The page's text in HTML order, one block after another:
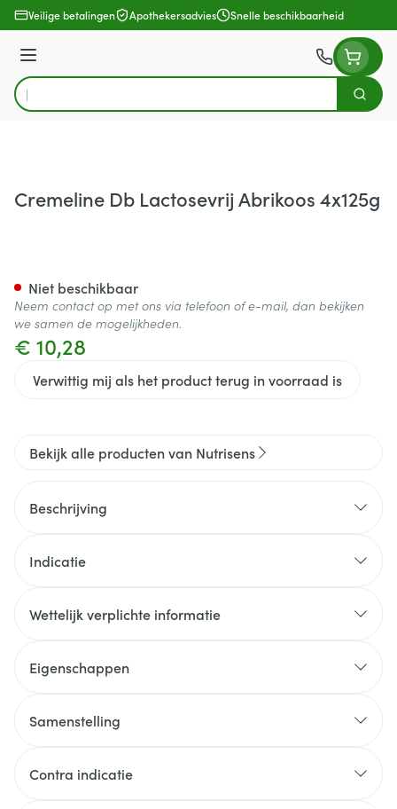
Ga naar de inhoud
Veilige betalingen Apothekersadvies Snelle beschikbaarheid
Menu
Product, merk, categorie...
Zoek
Cremeline Db Lactosevrij Abrikoos 4x125g
€ 10,28
Verwittig mij als het product terug in voorraad is
Niet beschikbaar
Neem contact op met ons via telefoon of e-mail, dan bekijken
we samen de mogelijkheden.
Bekijk alle producten van Nutrisens
Beschrijving
Indicatie
Wettelijk verplichte informatie
Eigenschappen
Samenstelling
Contra indicatie